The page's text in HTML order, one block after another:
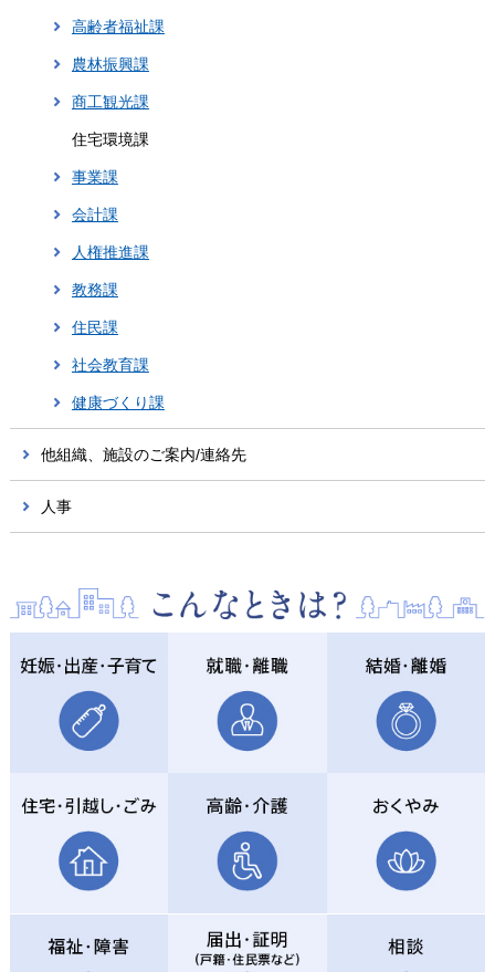
高齢者福祉課
農林振興課
商工観光課
住宅環境課
事業課
会計課
人権推進課
教務課
住民課
社会教育課
健康づくり課
他組織、施設のご案内/連絡先
人事